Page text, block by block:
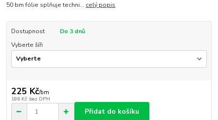
50 bm fólie splňuje techni... celý popis
Dostupnost
Do 3 dnů
Vyberte šíři
225 Kč/bm
186 Kč bez DPH
Přidat do košíku